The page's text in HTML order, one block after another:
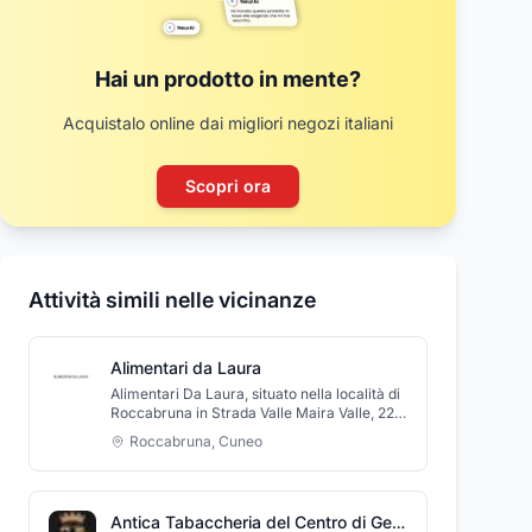
Hai un prodotto in mente?
Acquistalo online dai migliori negozi italiani
Scopri ora
Attività simili nelle vicinanze
Alimentari da Laura
Alimentari Da Laura, situato nella località di
Roccabruna in Strada Valle Maira Valle, 22
in provincia di Cuneo, è un negozio di
alimentari artigianale dove troverete tutte le
specialità piemontesi, prodotti alimentari e
tutti i servizi di tabaccheria. Il punto vendita
spesa di prodotti da gustare per cena, ma
Roccabruna, Cuneo
Antica Tabaccheria del Centro di Gerardi Sara